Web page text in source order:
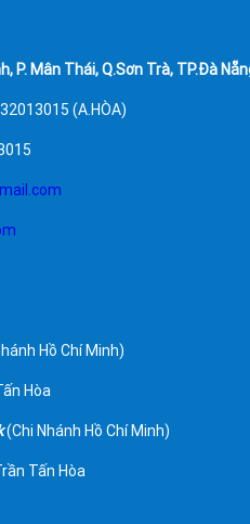
P. Mân Thái, Q.Sơn Trà, TP.Đà
(A.HÒA)
Hồ Chí Minh)
Hòa
(Chi Nhánh Hồ Chí Minh)
Tấn Hòa